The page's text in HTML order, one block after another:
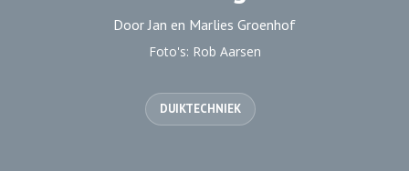
Door Jan en Marlies Groenhof
Foto's: Rob Aarsen
DUIKTECHNIEK